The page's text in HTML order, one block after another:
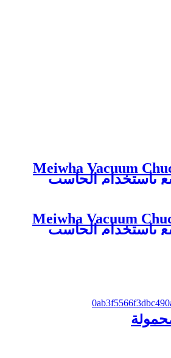
Meiwha Vacuum
باستخدام الحاسب
Meiwha Vacuum
باستخدام الحاسب